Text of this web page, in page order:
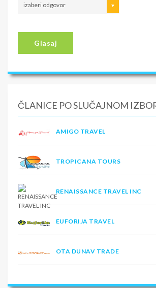
izaberi odgovor
Glasaj
ČLANICE PO SLUČAJNOM
AMIGO TRAVEL
TROPICANA TOURS
RENAISSANCE TRAVEL INC
EUFORIJA TRAVEL
OTA DUNAV TRADE